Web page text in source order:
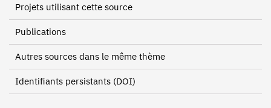
Projets utilisant cette source
Publications
Autres sources dans le même thème
Identifiants persistants (DOI)